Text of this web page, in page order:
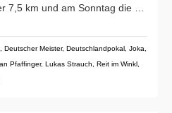
7,5 km und am Sonntag die …
Deutscher Meister, Deutschlandpokal Joka
Pfaffinger, Lukas Strauch Reit im Winkl